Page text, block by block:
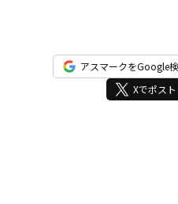
アスマークをGoogle
Xでポスト